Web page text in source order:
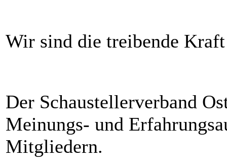
Wir sind die treibende
Der Schaustellerverband
Meinungs- und
Mitgliedern.